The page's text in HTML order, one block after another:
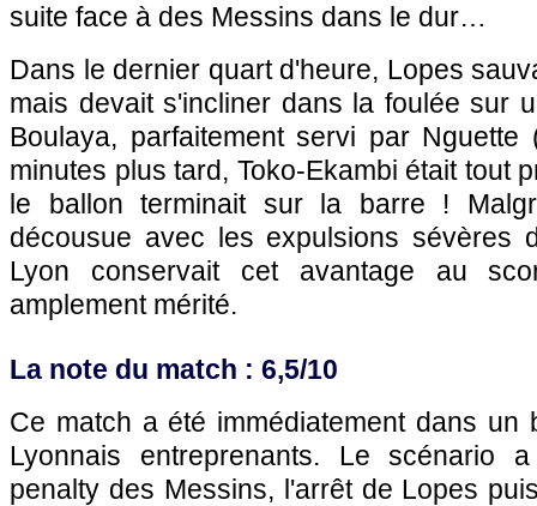
suite face à des Messins dans le dur…
Dans le dernier quart d'heure, Lopes
mais devait s'incliner dans la foulée sur
Boulaya, parfaitement servi par Nguette
minutes plus tard, Toko-Ekambi était tout
le ballon terminait sur la barre !
décousue avec les expulsions sévères
Lyon conservait cet avantage au
amplement mérité.
La note du match : 6,5/10
Ce match a été immédiatement dans un
Lyonnais entreprenants. Le scénario
penalty des Messins, l'arrêt de Lopes